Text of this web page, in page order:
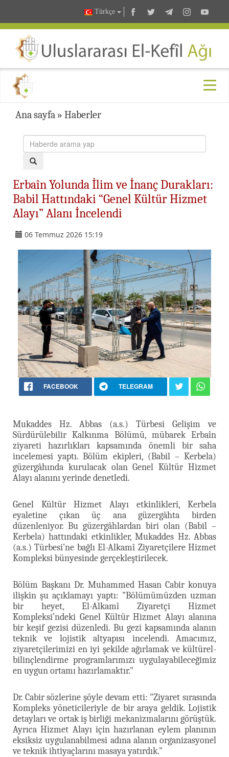
Türkçe
Ana sayfa » Haberler
Erbaîn Yolunda İlim ve İnanç Durakları:
Babil Hattındaki “Genel Kültür Hizmet
Alayı” Alanı İncelendi
06 Temmuz 2026 15:19
FACEBOOK TELEGRAM
Mukaddes Hz. Abbas (a.s.) Türbesi Gelişim ve
Sürdürülebilir Kalkınma Bölümü, mübarek Erbaîn
ziyareti hazırlıkları kapsamında önemli bir saha
incelemesi yaptı. Bölüm ekipleri, (Babil – Kerbela)
güzergâhında kurulacak olan Genel Kültür Hizmet
Alayı alanını yerinde denetledi.
Genel Kültür Hizmet Alayı etkinlikleri, Kerbela
eyaletine çıkan üç ana güzergâhta birden
düzenleniyor. Bu güzergâhlardan biri olan (Babil –
Kerbela) hattındaki etkinlikler, Mukaddes Hz. Abbas
(a.s.) Türbesi’ne bağlı El-Alkamî Ziyaretçilere Hizmet
Kompleksi bünyesinde gerçekleştirilecek.
Bölüm Başkanı Dr. Muhammed Hasan Cabir konuya
ilişkin şu açıklamayı yaptı: "Bölümümüzden uzman
bir heyet, El-Alkamî Ziyaretçi Hizmet
Kompleksi’ndeki Genel Kültür Hizmet Alayı alanına
bir keşif gezisi düzenledi. Bu gezi kapsamında alanın
teknik ve lojistik altyapısı incelendi. Amacımız,
ziyaretçilerimizi en iyi şekilde ağırlamak ve kültürel-
bilinçlendirme programlarımızı uygulayabileceğimiz
en uygun ortamı hazırlamaktır."
Dr. Cabir sözlerine şöyle devam etti: "Ziyaret sırasında
Kompleks yöneticileriyle de bir araya geldik. Lojistik
detayları ve ortak iş birliği mekanizmalarını görüştük.
Ayrıca Hizmet Alayı için hazırlanan eylem planının
eksiksiz uygulanabilmesi adına alanın organizasyonel
ve teknik ihtiyaçlarını masaya yatırdık."